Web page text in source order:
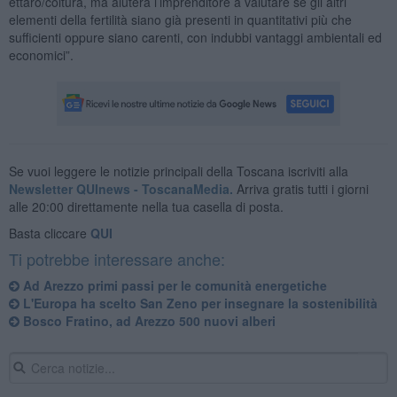
elementi della fertilità siano già presenti in quantitativi più che
sufficienti oppure siano carenti, con indubbi vantaggi ambientali ed
economici”.
Se vuoi leggere le notizie principali della Toscana iscriviti alla
Newsletter QUInews - ToscanaMedia. Arriva gratis tutti i giorni
alle 20:00 direttamente nella tua casella di posta.
Basta cliccare QUI
Ti potrebbe interessare anche:
Ad Arezzo primi passi per le comunità energetiche
L'Europa ha scelto San Zeno per insegnare la sostenibilità
Bosco Fratino, ad Arezzo 500 nuovi alberi